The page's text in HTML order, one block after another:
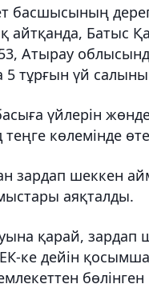
басшысының
айтқанда, Батыс
Атырау
5 тұрғын үй
үйлерін
көлемінде
зардап шеккен
аяқталды.
қарай,
ке дейін